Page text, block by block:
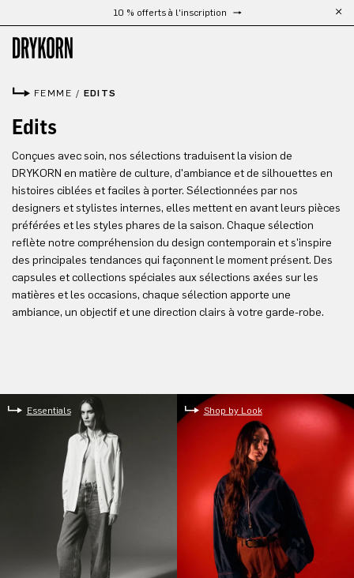
Passer au contenu principal
10 % offerts à l'inscription
FEMME / EDITS
Edits
Conçues avec soin, nos sélections traduisent la vision de
DRYKORN en matière de culture, d'ambiance et de silhouettes en
histoires ciblées et faciles à porter. Sélectionnées par nos
designers et stylistes internes, elles mettent en avant leurs pièces
préférées et les styles phares de la saison. Chaque sélection
reflète notre compréhension du design contemporain et s'inspire
des principales tendances qui façonnent le moment présent. Des
capsules et collections spéciales aux sélections axées sur les
matières et les occasions, chaque sélection apporte une
ambiance, un objectif et une direction clairs à votre garde-robe.
Essentials Shop by Look